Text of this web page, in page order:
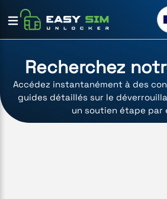
Recherchez
Accédez instantanément à des
guides détaillés sur le
un soutien étape par